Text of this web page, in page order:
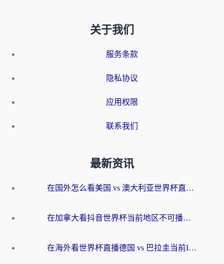
关于我们
服务条款
隐私协议
应用权限
联系我们
最新资讯
在国外怎么看美国 vs 澳大利亚世界杯直播？海外党必藏的中文解说观赛指南
在加拿大看抖音世界杯当前地区不可播放？海外党体育观赛终极指南
在海外看世界杯直播德国 vs 巴拉圭当前IP受限制？这篇指南帮你轻松解决地区限制